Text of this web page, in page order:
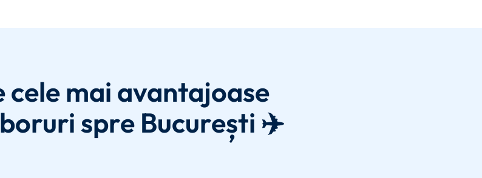
cele mai avantajoase
spre București ✈️